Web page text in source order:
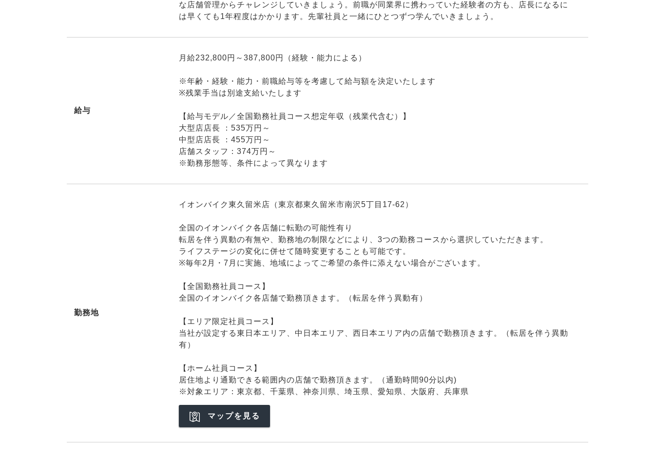
な店舗管理からチャレンジしていきましょう。前職が同業界に携わっていた経験者の方も、店長になるに
は早くても1年程度はかかります。先輩社員と一緒にひとつずつ学んでいきましょう。
給与
月給232,800円～387,800円（経験・能力による）
※年齢・経験・能力・前職給与等を考慮して給与額を決定いたします
※残業手当は別途支給いたします
【給与モデル／全国勤務社員コース想定年収（残業代含む）】
大型店店長 ：535万円～
中型店店長 ：455万円～
店舗スタッフ：374万円～
※勤務形態等、条件によって異なります
勤務地
イオンバイク東久留米店（東京都東久留米市南沢5丁目17-62）
全国のイオンバイク各店舗に転勤の可能性有り
転居を伴う異動の有無や、勤務地の制限などにより、3つの勤務コースから選択していただきます。
ライフステージの変化に併せて随時変更することも可能です。
※毎年2月・7月に実施、地域によってご希望の条件に添えない場合がございます。
【全国勤務社員コース】
全国のイオンバイク各店舗で勤務頂きます。（転居を伴う異動有）
【エリア限定社員コース】
当社が設定する東日本エリア、中日本エリア、西日本エリア内の店舗で勤務頂きます。（転居を伴う異動
有）
【ホーム社員コース】
居住地より通勤できる範囲内の店舗で勤務頂きます。（通勤時間90分以内)
※対象エリア：東京都、千葉県、神奈川県、埼玉県、愛知県、大阪府、兵庫県
マップを見る